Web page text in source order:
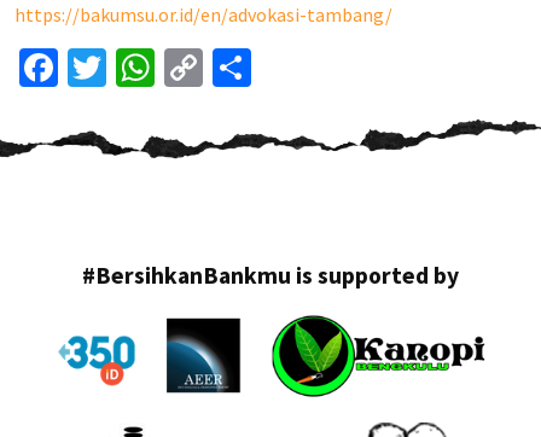
https://bakumsu.or.id/en/advokasi-tambang/
Facebook
Twitter
WhatsApp
Copy
#BersihkanBankmu is supported by